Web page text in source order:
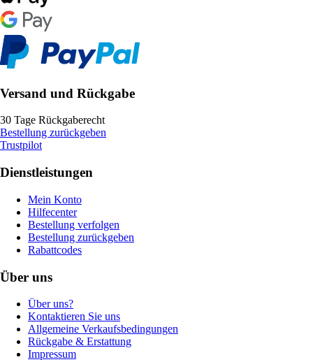
Versand und Rückgabe
30 Tage Rückgaberecht
Bestellung zurückgeben
Trustpilot
Dienstleistungen
Mein Konto
Hilfecenter
Bestellung verfolgen
Bestellung zurückgeben
Rabattcodes
Über uns
Über uns?
Kontaktieren Sie uns
Allgemeine Verkaufsbedingungen
Rückgabe & Erstattung
Impressum